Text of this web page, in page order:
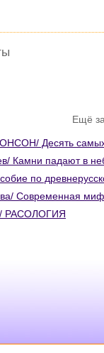
Ещё
Десять самых
Камни падают в
по
Современная
РАСОЛОГИЯ